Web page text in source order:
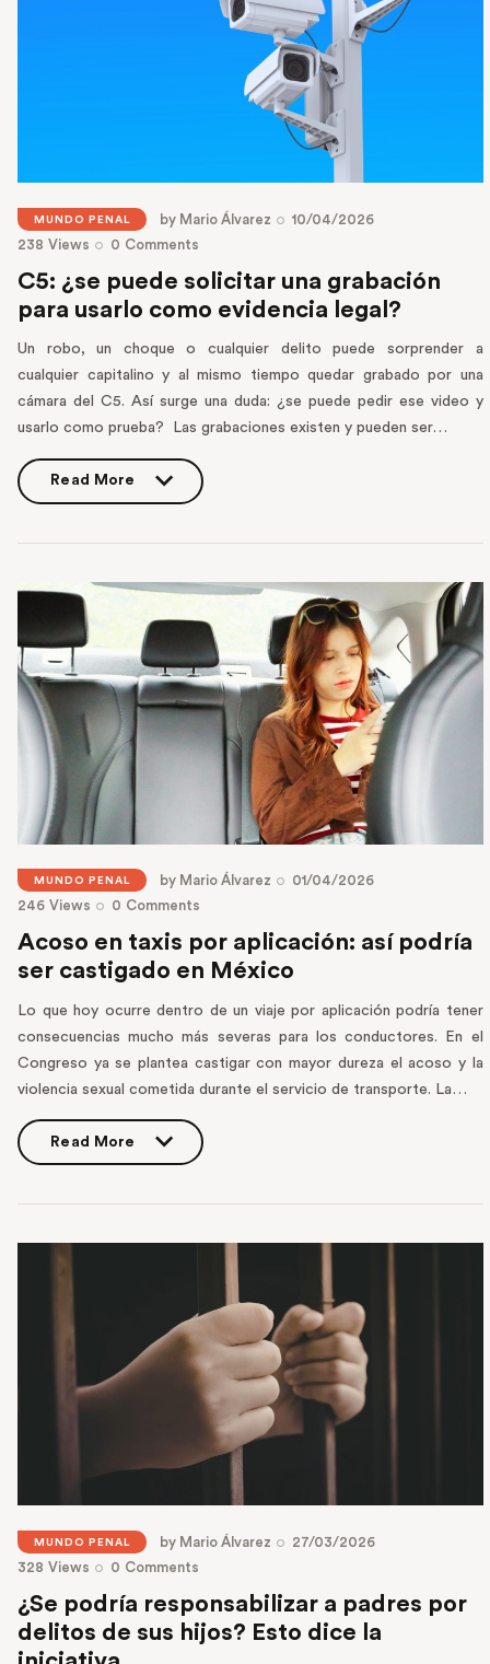
MUNDO PENAL by Mario Álvarez
10/04/2026
238 Views 0 Comments
C5: ¿se puede solicitar una grabación
para usarlo como evidencia legal?
Un robo, un choque o cualquier delito puede sorprender a
cualquier capitalino y al mismo tiempo quedar grabado por una
cámara del C5. Así surge una duda: ¿se puede pedir ese video y
usarlo como prueba? Las grabaciones existen y pueden ser…
Read More
MUNDO PENAL by Mario Álvarez
01/04/2026
246 Views 0 Comments
Acoso en taxis por aplicación: así podría
ser castigado en México
Lo que hoy ocurre dentro de un viaje por aplicación podría tener
consecuencias mucho más severas para los conductores. En el
Congreso ya se plantea castigar con mayor dureza el acoso y la
violencia sexual cometida durante el servicio de transporte. La…
Read More
MUNDO PENAL by Mario Álvarez
27/03/2026
328 Views 0 Comments
¿Se podría responsabilizar a padres por
delitos de sus hijos? Esto dice la